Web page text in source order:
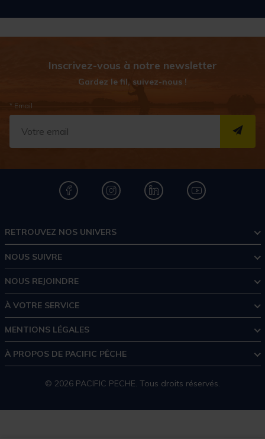
Inscrivez-vous à notre newsletter
Gardez le fil, suivez-nous !
* Email
RETROUVEZ NOS UNIVERS
NOUS SUIVRE
NOUS REJOINDRE
À VOTRE SERVICE
MENTIONS LÉGALES
À PROPOS DE PACIFIC PÊCHE
© 2026 PACIFIC PECHE. Tous droits réservés.